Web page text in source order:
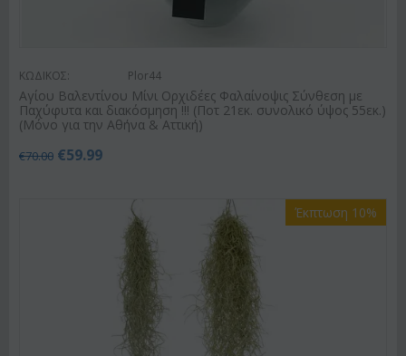
ΚΩΔΙΚΟΣ: Plor44
Αγίου Βαλεντίνου Μίνι Ορχιδέες Φαλαίνοψις Σύνθεση με
Παχύφυτα και διακόσμηση !!! (Ποτ 21εκ. συνολικό ύψος 55εκ.)
(Μόνο για την Αθήνα & Αττική)
€70.00 €59.99
Έκπτωση 10%